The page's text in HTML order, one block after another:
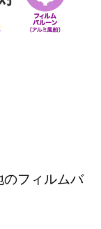
フィルムバ